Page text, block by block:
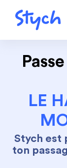
LE
Stych est
ton